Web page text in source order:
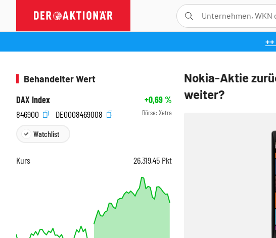
Nokia-Aktie
weiter?
Behandelter Wert
DAX Index
+0,69%
846900
DE0008469008 Börse: Xetra
Watchlist
Kurs 26.319,45 Pkt